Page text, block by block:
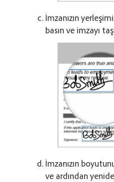
İmzanızın
basın ve imzayı
İmzanızın
ve ardından